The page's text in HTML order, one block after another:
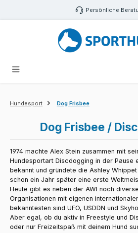
Zum Hauptinhalt springen Persönliche
Hundesport Dog Frisbee
Dog Frisbee /
1974 machte Alex Stein zusammen mit
Hundesportart Discdogging in der Pause
bekannt und gründete die Ashley
schon ein Jahr später eine erste
Heute gibt es neben der AWI noch
Organisationen mit eigenen
bekanntesten sind UFO, USDDN und
Aber egal, ob du aktiv in Freestyle und
oder nur Freizeitspaß mit deinem Hund